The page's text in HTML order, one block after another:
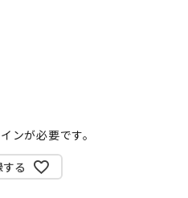
ンが必要です。
る